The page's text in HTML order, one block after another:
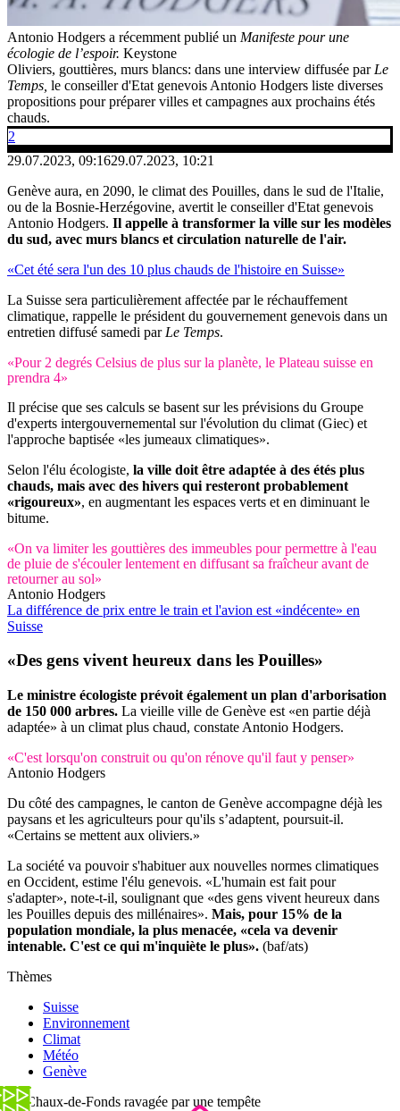
Antonio Hodgers a récemment publié un Manifeste pour une
écologie de l’espoir. Keystone
Oliviers, gouttières, murs blancs: dans une interview diffusée par Le
Temps, le conseiller d'Etat genevois Antonio Hodgers liste diverses
propositions pour préparer villes et campagnes aux prochains étés
chauds.
2
29.07.2023, 09:1629.07.2023, 10:21
Genève aura, en 2090, le climat des Pouilles, dans le sud de l'Italie,
ou de la Bosnie-Herzégovine, avertit le conseiller d'Etat genevois
Antonio Hodgers. Il appelle à transformer la ville sur les modèles
du sud, avec murs blancs et circulation naturelle de l'air.
«Cet été sera l'un des 10 plus chauds de l'histoire en Suisse»
La Suisse sera particulièrement affectée par le réchauffement
climatique, rappelle le président du gouvernement genevois dans un
entretien diffusé samedi par Le Temps.
«Pour 2 degrés Celsius de plus sur la planète, le Plateau suisse en
prendra 4»
Il précise que ses calculs se basent sur les prévisions du Groupe
d'experts intergouvernemental sur l'évolution du climat (Giec) et
l'approche baptisée «les jumeaux climatiques».
Selon l'élu écologiste, la ville doit être adaptée à des étés plus
chauds, mais avec des hivers qui resteront probablement
«rigoureux», en augmentant les espaces verts et en diminuant le
bitume.
«On va limiter les gouttières des immeubles pour permettre à l'eau
de pluie de s'écouler lentement en diffusant sa fraîcheur avant de
retourner au sol»
Antonio Hodgers
La différence de prix entre le train et l'avion est «indécente» en
Suisse
«Des gens vivent heureux dans les Pouilles»
Le ministre écologiste prévoit également un plan d'arborisation
de 150 000 arbres. La vieille ville de Genève est «en partie déjà
adaptée» à un climat plus chaud, constate Antonio Hodgers.
«C'est lorsqu'on construit ou qu'on rénove qu'il faut y penser»
Antonio Hodgers
Du côté des campagnes, le canton de Genève accompagne déjà les
paysans et les agriculteurs pour qu'ils s’adaptent, poursuit-il.
«Certains se mettent aux oliviers.»
La société va pouvoir s'habituer aux nouvelles normes climatiques
en Occident, estime l'élu genevois. «L'humain est fait pour
s'adapter», note-t-il, soulignant que «des gens vivent heureux dans
les Pouilles depuis des millénaires». Mais, pour 15% de la
population mondiale, la plus menacée, «cela va devenir
intenable. C'est ce qui m'inquiète le plus». (baf/ats)
Thèmes
Suisse
Environnement
Climat
Météo
Genève
La Chaux-de-Fonds ravagée par une tempête